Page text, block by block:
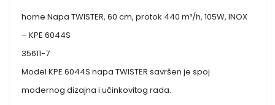
home Napa TWISTER, 60 cm, protok 440 m³/h, 105W, INOX
– KPE 6044S
35611-7
Model KPE 6044S napa TWISTER savršen je spoj
modernog dizajna i učinkovitog rada.